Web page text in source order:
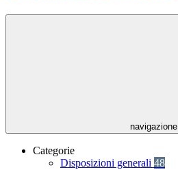
navigazione
Categorie
Disposizioni generali 48